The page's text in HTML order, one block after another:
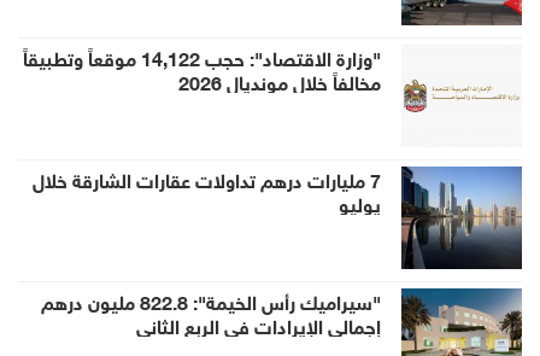
"وزارة الاقتصاد": حجب 14,122 موقعاً وتطبيقاً
مخالفاً خلال مونديال 2026
7 مليارات درهم تداولات عقارات الشارقة خلال
يوليو
"سيراميك رأس الخيمة": 822.8 مليون درهم
إجمالي الإيرادات في الربع الثاني